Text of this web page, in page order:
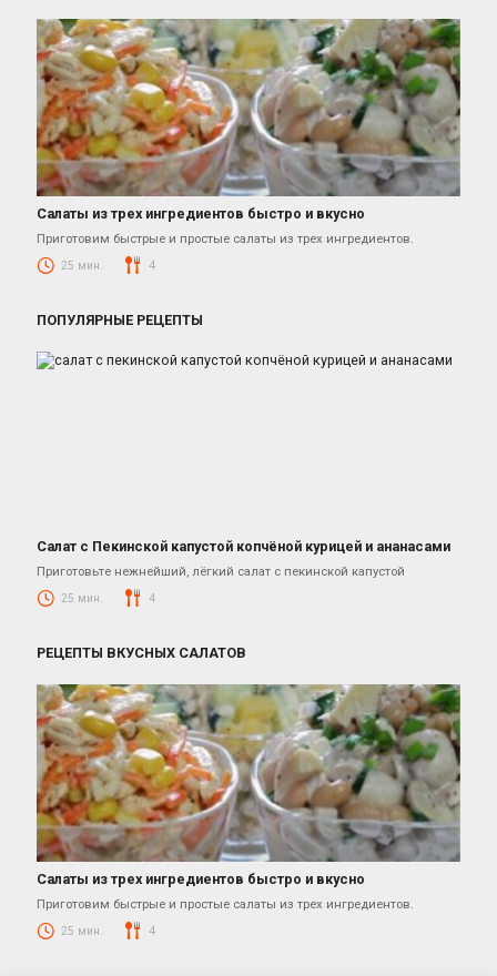
Салаты
Салаты из трех ингредиентов быстро и вкусно
Приготовим быстрые и простые салаты из трех ингредиентов.
25 мин. 4
ПОПУЛЯРНЫЕ РЕЦЕПТЫ
Салаты с пекинской капустой
Салат с Пекинской капустой копчёной курицей и ананасами
Приготовьте нежнейший, лёгкий салат с пекинской капустой
25 мин. 4
РЕЦЕПТЫ ВКУСНЫХ САЛАТОВ
Салаты
Салаты из трех ингредиентов быстро и вкусно
Приготовим быстрые и простые салаты из трех ингредиентов.
25 мин. 4